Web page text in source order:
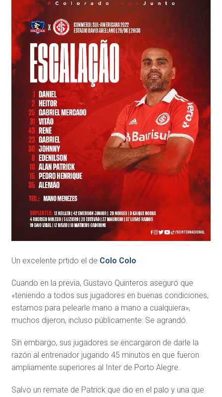
Un excelente prtido el de Colo Colo
Cuando en la previa, Gustavo Quinteros aseguró que
«teniendo a todos sus jugadores en buenas condiciones,
estamos para pelearle mano a mano a cualquiera»,
muchos dijeron, incluso públicamente: Se agrandó.
Sin embargo, sus jugadores se encargaron de darle la
razón al entrenador jugando 45 minutos en que fueron
ampliamente superiores al Inter de Porto Alegre.
Salvo un remate de Patrick que dio en el palo y una que